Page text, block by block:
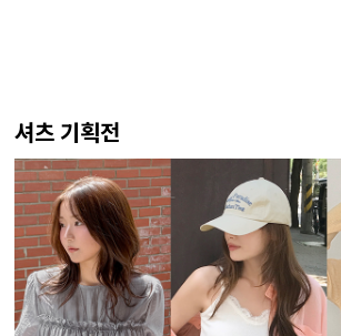
셔츠 기획전